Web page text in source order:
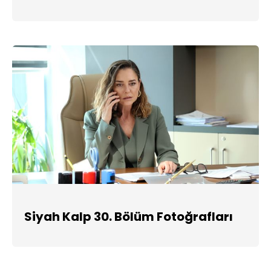
Siyah Kalp 30. Bölüm Fotoğrafları